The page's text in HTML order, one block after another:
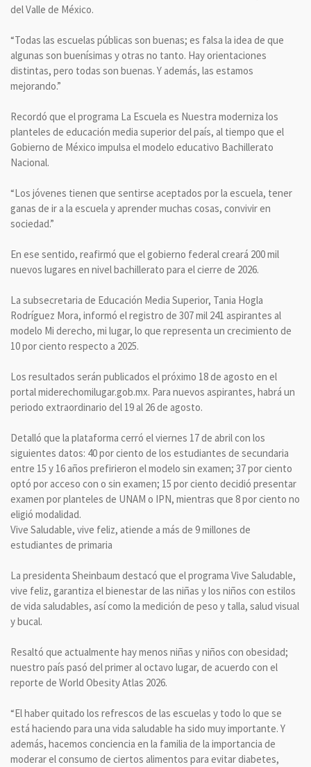
del Valle de México.
“Todas las escuelas públicas son buenas; es falsa la idea de que
algunas son buenísimas y otras no tanto. Hay orientaciones
distintas, pero todas son buenas. Y además, las estamos
mejorando.”
Recordó que el programa La Escuela es Nuestra moderniza los
planteles de educación media superior del país, al tiempo que el
Gobierno de México impulsa el modelo educativo Bachillerato
Nacional.
“Los jóvenes tienen que sentirse aceptados por la escuela, tener
ganas de ir a la escuela y aprender muchas cosas, convivir en
sociedad.”
En ese sentido, reafirmó que el gobierno federal creará 200 mil
nuevos lugares en nivel bachillerato para el cierre de 2026.
La subsecretaria de Educación Media Superior, Tania Hogla
Rodríguez Mora, informó el registro de 307 mil 241 aspirantes al
modelo Mi derecho, mi lugar, lo que representa un crecimiento de
10 por ciento respecto a 2025.
Los resultados serán publicados el próximo 18 de agosto en el
portal miderechomilugar.gob.mx. Para nuevos aspirantes, habrá un
periodo extraordinario del 19 al 26 de agosto.
Detalló que la plataforma cerró el viernes 17 de abril con los
siguientes datos: 40 por ciento de los estudiantes de secundaria
entre 15 y 16 años prefirieron el modelo sin examen; 37 por ciento
optó por acceso con o sin examen; 15 por ciento decidió presentar
examen por planteles de UNAM o IPN, mientras que 8 por ciento no
eligió modalidad.
Vive Saludable, vive feliz, atiende a más de 9 millones de
estudiantes de primaria
La presidenta Sheinbaum destacó que el programa Vive Saludable,
vive feliz, garantiza el bienestar de las niñas y los niños con estilos
de vida saludables, así como la medición de peso y talla, salud visual
y bucal.
Resaltó que actualmente hay menos niñas y niños con obesidad;
nuestro país pasó del primer al octavo lugar, de acuerdo con el
reporte de World Obesity Atlas 2026.
“El haber quitado los refrescos de las escuelas y todo lo que se
está haciendo para una vida saludable ha sido muy importante. Y
además, hacemos conciencia en la familia de la importancia de
moderar el consumo de ciertos alimentos para evitar diabetes,